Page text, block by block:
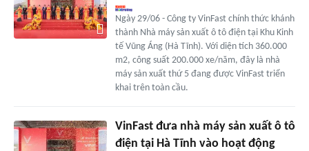
Ngày 29/06 - Công ty VinFast chính thức khánh
thành Nhà máy sản xuất ô tô điện tại Khu Kinh
tế Vũng Áng (Hà Tĩnh). Với diện tích 360.000
m2, công suất 200.000 xe/năm, đây là nhà
máy sản xuất thứ 5 đang được VinFast triển
khai trên toàn cầu.
VinFast đưa nhà máy sản xuất ô tô
điện tại Hà Tĩnh vào hoạt động